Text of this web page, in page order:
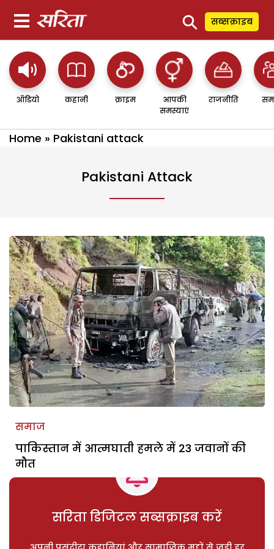
⚲ सब्सक्राइब
ऑडियो कहानी क्राइम
आपकी
समस्याएं
राजनीति
Home » Pakistani attack
Pakistani Attack
समाज
पाकिस्तान में आत्मघाती हमले में 23 जवानों की
मौत
सरिता डिजिटल सब्सक्राइब करें